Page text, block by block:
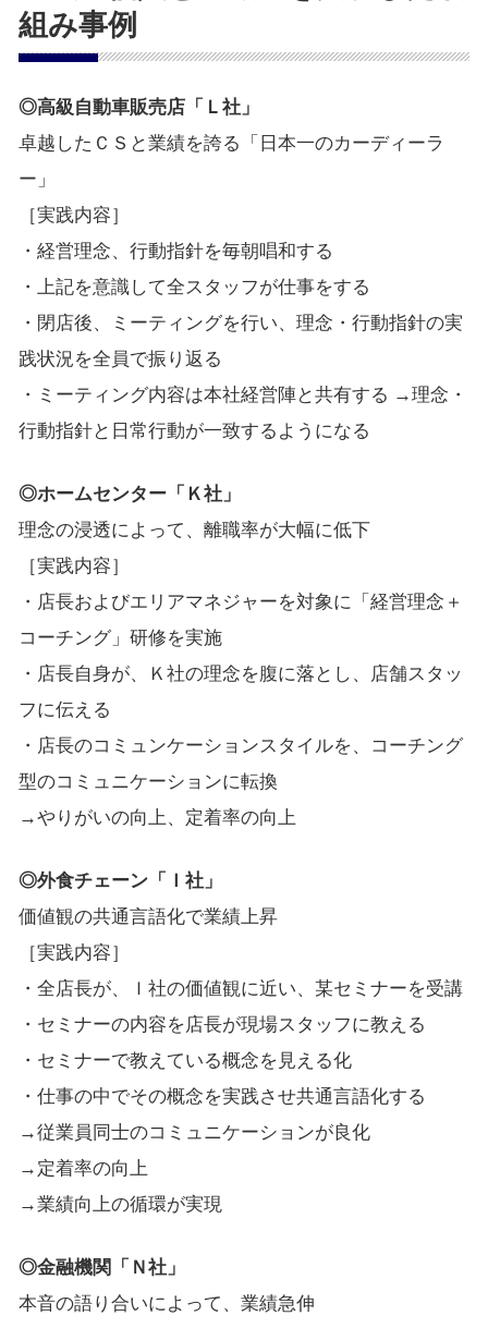
組み事例
◎高級自動車販売店「Ｌ社」
卓越したＣＳと業績を誇る「日本一のカーディーラ
ー」
［実践内容］
・経営理念、行動指針を毎朝唱和する
・上記を意識して全スタッフが仕事をする
・閉店後、ミーティングを行い、理念・行動指針の実
践状況を全員で振り返る
・ミーティング内容は本社経営陣と共有する →理念・
行動指針と日常行動が一致するようになる
◎ホームセンター「Ｋ社」
理念の浸透によって、離職率が大幅に低下
［実践内容］
・店長およびエリアマネジャーを対象に「経営理念＋
コーチング」研修を実施
・店長自身が、Ｋ社の理念を腹に落とし、店舗スタッ
フに伝える
・店長のコミュンケーションスタイルを、コーチング
型のコミュニケーションに転換
→やりがいの向上、定着率の向上
◎外食チェーン「Ｉ社」
価値観の共通言語化で業績上昇
［実践内容］
・全店長が、Ｉ社の価値観に近い、某セミナーを受講
・セミナーの内容を店長が現場スタッフに教える
・セミナーで教えている概念を見える化
・仕事の中でその概念を実践させ共通言語化する
→従業員同士のコミュニケーションが良化
→定着率の向上
→業績向上の循環が実現
◎金融機関「Ｎ社」
本音の語り合いによって、業績急伸